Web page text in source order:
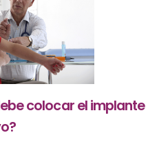
colocar el implante